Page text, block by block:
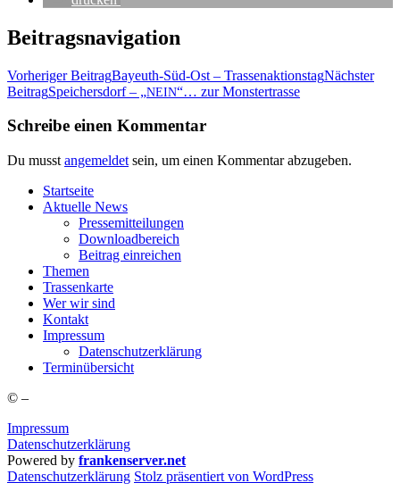
Beitragsnavigation
Vorheriger BeitragBay­euth-Süd-Ost – TrassenaktionstagNächster
BeitragSpei­chers­dorf – „NEIN“… zur Monstertrasse
Schreibe einen Kommentar
Du musst angemeldet sein, um einen Kommentar abzugeben.
Start­sei­te
Aktu­el­le News
Pres­se­mit­tei­lun­gen
Down­load­be­reich
Bei­trag einreichen
The­men
Tras­sen­kar­te
Wer wir sind
Kon­takt
Impres­sum
Daten­schutz­er­klä­rung
Ter­min­über­sicht
© –
Impressum
Datenschutzerklärung
Powered by frankenserver.net
Daten­schutz­er­klä­rung Stolz präsentiert von WordPress